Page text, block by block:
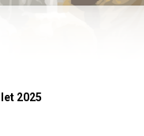
2025